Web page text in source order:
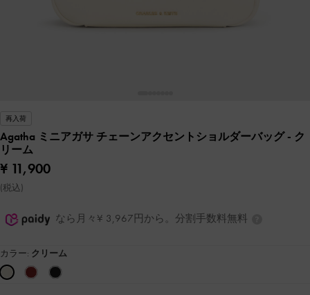
再入荷
Agatha ミニアガサ チェーンアクセントショルダーバッグ- ク
リーム
¥ 11,900
(税込)
なら月々¥ 3,967円から。分割手数料無料
カラー: クリーム